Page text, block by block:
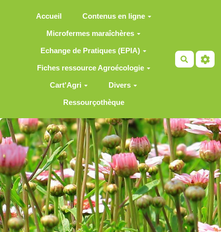
Accueil Contenus en ligne
Microfermes maraîchères
Echange de Pratiques (EPIA)
Fiches ressource Agroécologie
Cart'Agri Divers
Ressourçothèque